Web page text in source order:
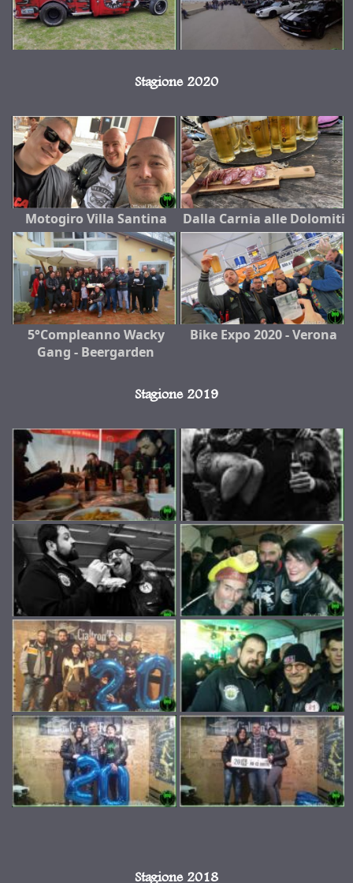
Stagione 2020
Motogiro Villa Santina Dalla Carnia alle Dolomiti
5°Compleanno Wacky
Gang - Beergarden
Bike Expo 2020 - Verona
Stagione 2019
Stagione 2018